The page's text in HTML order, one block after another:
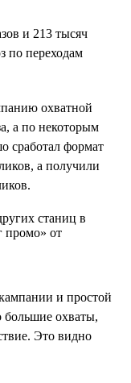
и 213 тысяч
по переходам
охватной
а по некоторым
сработал формат
а получили
и простой
большие охваты,
Это видно